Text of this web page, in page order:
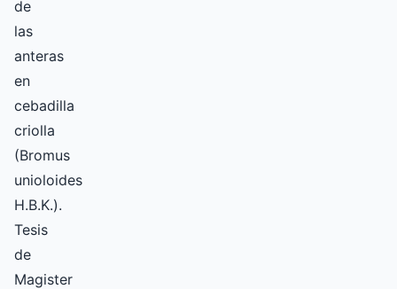
de
las
anteras
en
cebadilla
criolla
(Bromus
unioloides
H.B.K.).
Tesis
de
Magister